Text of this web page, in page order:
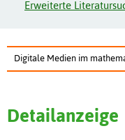
Erweiterte
Digitale Medien im
Detailanzeige